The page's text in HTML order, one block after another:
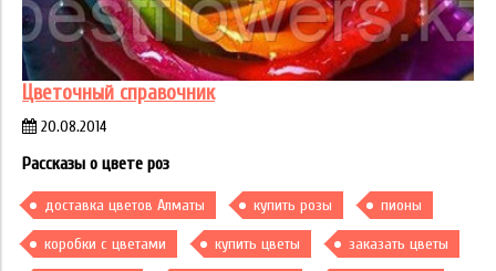
Цветочный справочник
20.08.2014
Рассказы о цвете роз
доставка цветов Алматы купить розы пионы
коробки с цветами купить цветы заказать цветы